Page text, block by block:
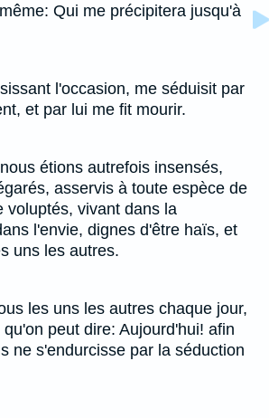
Qui me précipitera jusqu'à
l'occasion, me séduisit par
et par lui me fit mourir.
étions autrefois insensés,
asservis à toute espèce de
voluptés, vivant dans la
l'envie, dignes d'être haïs, et
uns les autres.
les uns les autres chaque jour,
peut dire: Aujourd'hui! afin
ne s'endurcisse par la séduction